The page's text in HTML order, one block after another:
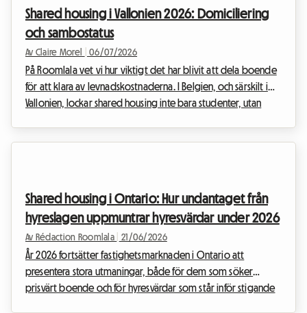
Shared housing i Vallonien 2026: Domiciliering
och sambostatus
Av Claire Morel 06/07/2026
På Roomlala vet vi hur viktigt det har blivit att dela boende
för att klara av levnadskostnaderna. I Belgien, och särskilt i
Vallonien, lockar shared housing inte bara studenter, utan
inverkan på hyresgästernas...
Shared housing i Ontario: Hur undantaget från
hyreslagen uppmuntrar hyresvärdar under 2026
Av Rédaction Roomlala 21/06/2026
År 2026 fortsätter fastighetsmarknaden i Ontario att
presentera stora utmaningar, både för dem som söker
prisvärt boende och för hyresvärdar som står inför stigande